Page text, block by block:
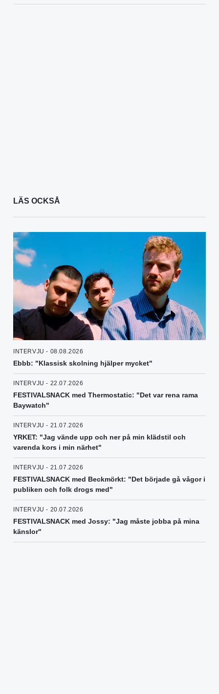
LÄS OCKSÅ
INTERVJU - 08.08.2026
Ebbb: "Klassisk skolning hjälper mycket"
INTERVJU - 22.07.2026
FESTIVALSNACK med Thermostatic: "Det var rena rama
Baywatch"
INTERVJU - 21.07.2026
YRKET: "Jag vände upp och ner på min klädstil och
varenda kors i min närhet"
INTERVJU - 21.07.2026
FESTIVALSNACK med Beckmörkt: "Det började gå vågor i
publiken och folk drogs med"
INTERVJU - 20.07.2026
FESTIVALSNACK med Jossy: "Jag måste jobba på mina
känslor"